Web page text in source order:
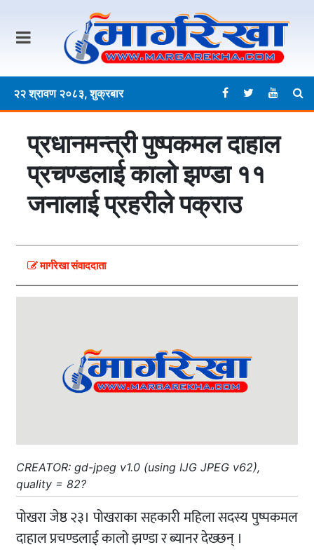
२२ श्रावण २०८३, शुक्रबार
प्रधानमन्त्री पुष्पकमल दाहाल
प्रचण्डलाई कालो झण्डा ११
जनालाई प्रहरीले पक्राउ
मार्गरेखा संवाददाता
CREATOR: gd-jpeg v1.0 (using IJG JPEG v62),
quality = 82?
पोखरा जेष्ठ २३। पोखराका सहकारी महिला सदस्य पुष्पकमल
दाहाल प्रचण्डलाई कालो झण्डा र ब्यानर देख्छन् ।